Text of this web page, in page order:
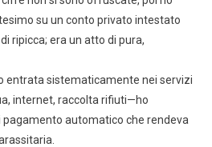
su un conto privato intestato
ripicca; era un atto di pura,
entrata sistematicamente nei servizi
internet, raccolta rifiuti—ho
automatico che rendeva